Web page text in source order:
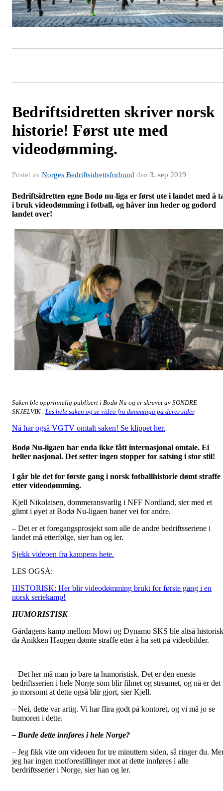
Bedriftsidretten skriver norsk
historie! Først ute med
videodømming.
Postet av Norges Bedriftsidrettsforbund den 3. sep 2019
Bedriftsidretten egne Bodø nu-liga er først ute i landet med å
i bruk videodømming i fotball, og håver inn heder og godord
landet over!
Saken ble opprinnelig publisert i Bodø Nu og er skrevet av SONDRE
SKJELVIK . Les hele saken og se video fra dømminga på deres sider.
Nå har også VGTV omtalt saken! Se klippet her.
Bodø Nu-ligaen har enda ikke fått internasjonal omtale. Ei
heller nasjonal. Det setter ingen stopper for satsing i stor stil!
I går ble det for første gang i norsk fotballhistorie dømt straffe
etter videodømming.
Kjell Nikolaisen, dommeransvarlig i NFF Nordland, sier med et
glimt i øyet at Bodø Nu-ligaen baner vei for andre.
– Det er et foregangsprosjekt som alle de andre bedriftsseriene i
landet må etterfølge, sier han og ler.
Sjekk videoen fra kampens hete.
LES OGSÅ:
HISTORISK: Her blir videodømming brukt for første gang i en
norsk seriekamp!
HUMORISTISK
Gårdagens kamp mellom Mowi og Dynamo SKS ble altså historisk
da Anikken Haugen dømte straffe etter å ha sett på videobilder.
– Det her må man jo bare ta humoristisk. Det er den eneste
bedriftsserien i hele Norge som blir filmet og streamet, og nå er det
jo morsomt at dette også blir gjort, sier Kjell.
– Nei, dette var artig. Vi har flira godt på kontoret, og vi må jo se
humoren i dette.
– Burde dette innføres i hele Norge?
– Jeg fikk vite om videoen for tre minuttern siden, så ringer du.
jeg har ingen motforestillinger mot at dette innføres i alle
berdriftsserier i Norge, sier han og ler.